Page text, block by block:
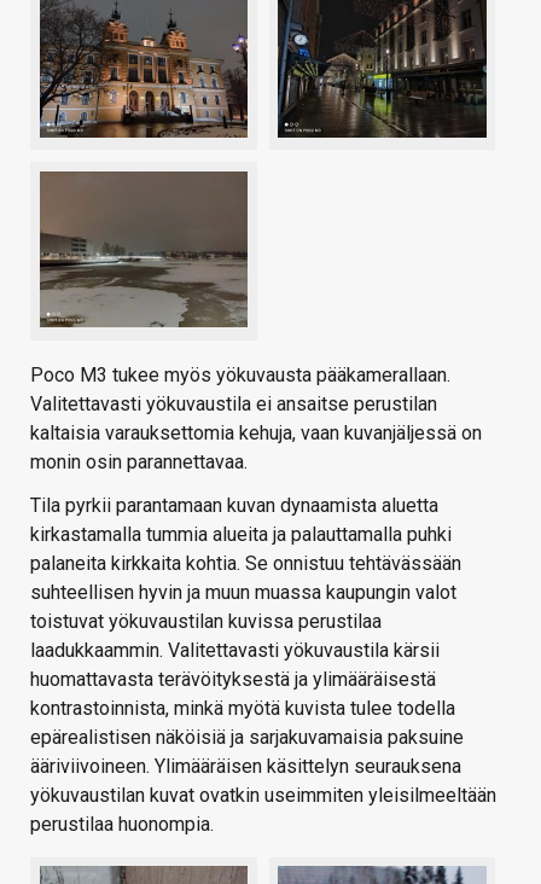
Poco M3 tukee myös yökuvausta pääkamerallaan.
Valitettavasti yökuvaustila ei ansaitse perustilan
kaltaisia varauksettomia kehuja, vaan kuvanjäljessä on
monin osin parannettavaa.
Tila pyrkii parantamaan kuvan dynaamista aluetta
kirkastamalla tummia alueita ja palauttamalla puhki
palaneita kirkkaita kohtia. Se onnistuu tehtävässään
suhteellisen hyvin ja muun muassa kaupungin valot
toistuvat yökuvaustilan kuvissa perustilaa
laadukkaammin. Valitettavasti yökuvaustila kärsii
huomattavasta terävöityksestä ja ylimääräisestä
kontrastoinnista, minkä myötä kuvista tulee todella
epärealistisen näköisiä ja sarjakuvamaisia paksuine
ääriviivoineen. Ylimääräisen käsittelyn seurauksena
yökuvaustilan kuvat ovatkin useimmiten yleisilmeeltään
perustilaa huonompia.